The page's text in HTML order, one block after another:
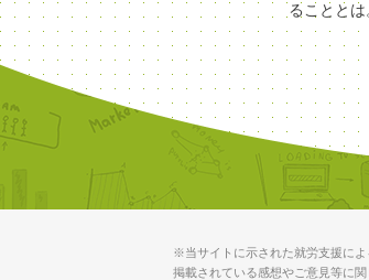
ることとは
※当サイトに示された就労支援によ
掲載されている感想やご意見等に